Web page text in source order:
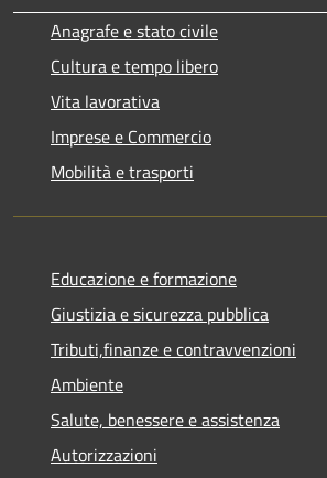
Anagrafe e stato civile
Cultura e tempo libero
Vita lavorativa
Imprese e Commercio
Mobilità e trasporti
Educazione e formazione
Giustizia e sicurezza pubblica
Tributi,finanze e contravvenzioni
Ambiente
Salute, benessere e assistenza
Autorizzazioni